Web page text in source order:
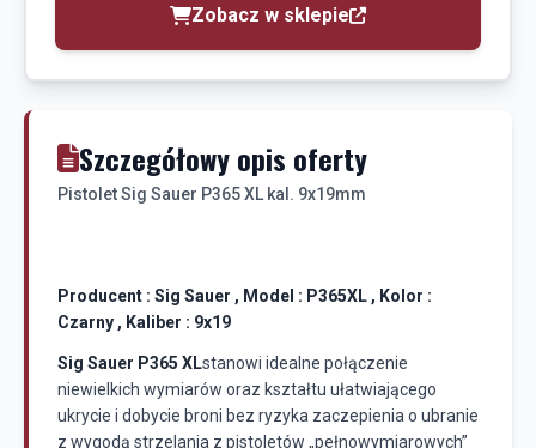
Zobacz w sklepie
Szczegółowy opis oferty
Pistolet Sig Sauer P365 XL kal. 9x19mm
Producent : Sig Sauer , Model : P365XL , Kolor :
Czarny , Kaliber : 9x19
Sig Sauer P365 XLstanowi idealne połączenie
niewielkich wymiarów oraz kształtu ułatwiającego
ukrycie i dobycie broni bez ryzyka zaczepienia o ubranie
z wygodą strzelania z pistoletów „pełnowymiarowych”